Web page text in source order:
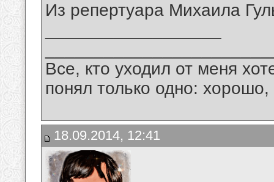
Из репертуара Михаила
Все, кто уходил от меня
понял только одно:
18.09.2014, 12:41